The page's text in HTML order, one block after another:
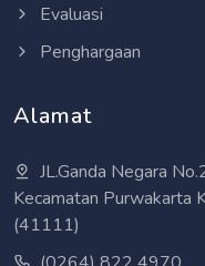
Evaluasi
Penghargaan
Alamat
JL.Ganda Negara
Kecamatan Purwakarta
(41111)